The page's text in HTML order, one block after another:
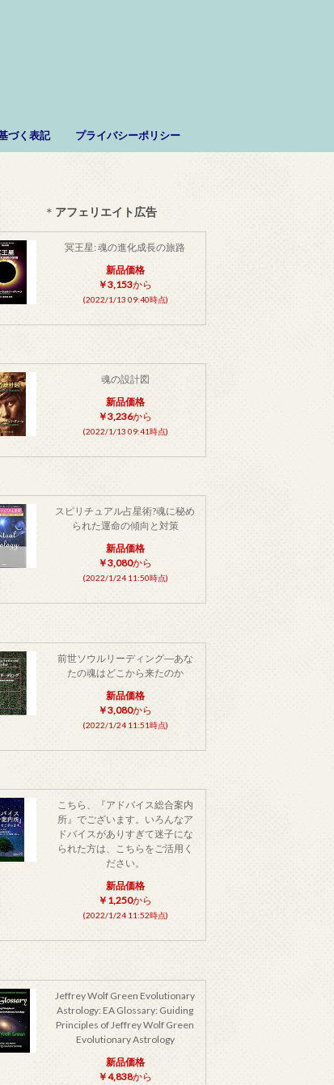
づく表記 プライバシーポリシー
＊ アフェリエイト広告
冥王星: 魂の進化成長の旅路
新品価格
￥3,153から
(2022/1/13 09:40時点)
魂の設計図
新品価格
￥3,236から
(2022/1/13 09:41時点)
スピリチュアル占星術?魂に秘め
られた運命の傾向と対策
新品価格
￥3,080から
(2022/1/24 11:50時点)
前世ソウルリーディング―あな
たの魂はどこから来たのか
新品価格
￥3,080から
(2022/1/24 11:51時点)
こちら、『アドバイス総合案内
所』でございます。いろんなア
ドバイスがありすぎて迷子にな
られた方は、こちらをご活用く
ださい。
新品価格
￥1,250から
(2022/1/24 11:52時点)
Jeffrey Wolf Green Evolutionary
Astrology: EA Glossary: Guiding
Principles of Jeffrey Wolf Green
Evolutionary Astrology
新品価格
￥4,838から